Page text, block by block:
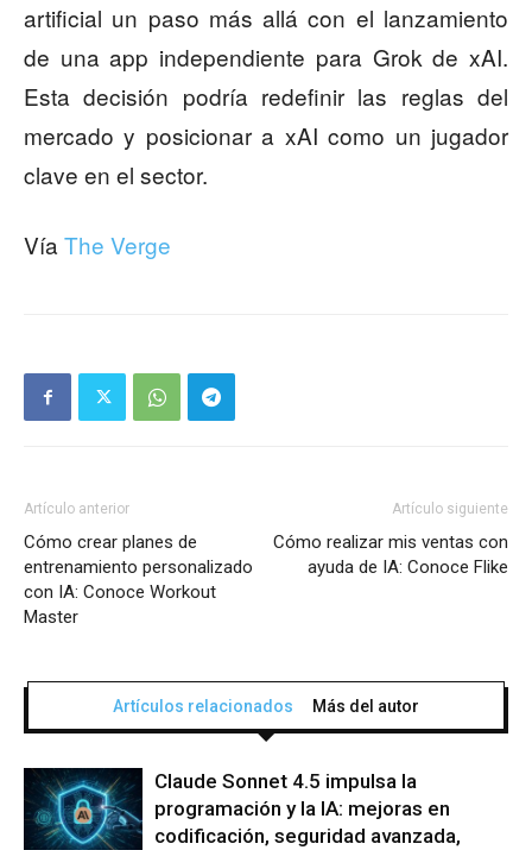
artificial un paso más allá con el lanzamiento
de una app independiente para Grok de xAI.
Esta decisión podría redefinir las reglas del
mercado y posicionar a xAI como un jugador
clave en el sector.
VíaThe Verge
Artículo anterior
Cómo crear planes de
entrenamiento personalizado
con IA: Conoce Workout
Master
Artículo siguiente
Cómo realizar mis ventas con
ayuda de IA: Conoce Flike
Artículos relacionados Más del autor
Claude Sonnet 4.5 impulsa la
programación y la IA: mejoras en
codificación, seguridad avanzada,